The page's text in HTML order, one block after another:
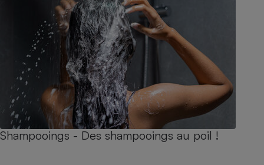
Shampooings - Des shampooings au poil !